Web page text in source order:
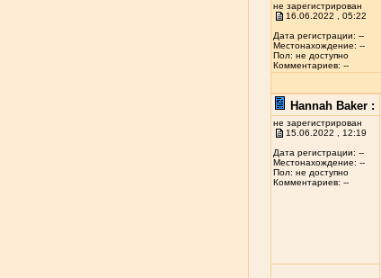
не зарегистрирован
16.06.2022 , 05:22
Дата регистрации: --
Местонахождение: --
Пол: не доступно
Комментариев: --
Hannah Baker :
не зарегистрирован
15.06.2022 , 12:19
Дата регистрации: --
Местонахождение: --
Пол: не доступно
Комментариев: --